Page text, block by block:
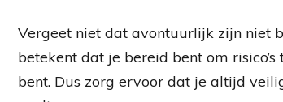
Vergeet niet dat avontuurlijk zijn niet
betekent dat je bereid bent om
bent. Dus zorg ervoor dat je altijd